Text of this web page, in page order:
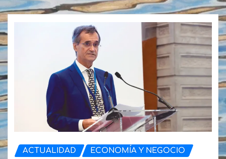
ACTUALIDAD ECONOMÍA Y NEGOCIO